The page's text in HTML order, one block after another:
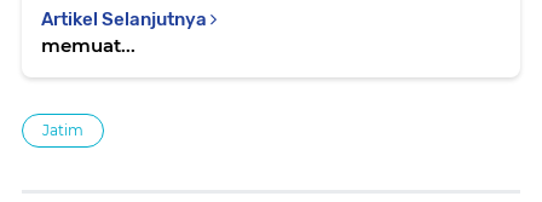
Artikel Selanjutnya
memuat...
Jatim